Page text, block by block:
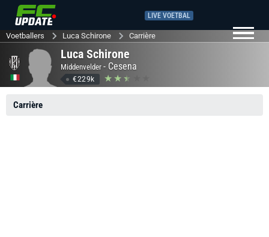
LIVE VOETBAL
Voetballers Luca Schirone Carrière
Luca Schirone
Middenvelder - Cesena
€229k
Carrière